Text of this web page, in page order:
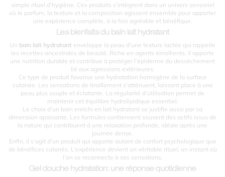
simple rituel d’hygiène. Ces produits s’intègrent dans un univers sensoriel
où le parfum, la texture et la composition agissent ensemble pour apporter
une expérience complète, à la fois agréable et bénéfique.
Les bienfaits du bain lait hydratant
Un bain lait hydratant enveloppe la peau d’une texture lactée qui rappelle
les recettes ancestrales de beauté. Riche en agents émollients, il apporte
une nutrition durable et contribue à protéger l’épiderme du dessèchement
lié aux agressions extérieures.
Ce type de produit favorise une hydratation homogène de la surface
cutanée. Les sensations de tiraillement s’atténuent, laissant place à une
peau plus souple et éclatante. La régularité d’utilisation permet de
maintenir cet équilibre hydrolipidique essentiel.
Le choix d’un bain enrichi en lait hydratant se justifie aussi par sa
dimension apaisante. Les formules contiennent souvent des actifs issus de
la nature qui contribuent à une relaxation profonde, idéale après une
journée dense.
Enfin, il s’agit d’un produit qui apporte autant de confort psychologique que
de bénéfices cutanés. L’expérience devient un véritable rituel, un instant où
l’on se reconnecte à ses sensations.
Gel douche hydratation: une réponse quotidienne